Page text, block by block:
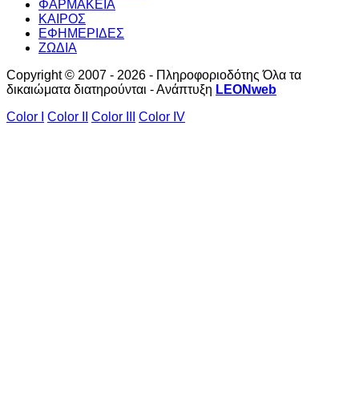
ΦΑΡΜΑΚΕΙΑ
ΚΑΙΡΟΣ
ΕΦΗΜΕΡΙΔΕΣ
ΖΩΔΙΑ
Copyright © 2007 - 2026 - Πληροφοριοδότης Όλα τα
δικαιώματα διατηρούνται - Ανάπτυξη LEONweb
Color I
Color II Color III Color IV